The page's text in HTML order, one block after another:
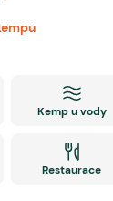
Kemp u vody
Restaurace